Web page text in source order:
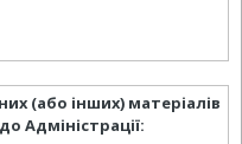
(або інших) матеріалів
Адміністрації: